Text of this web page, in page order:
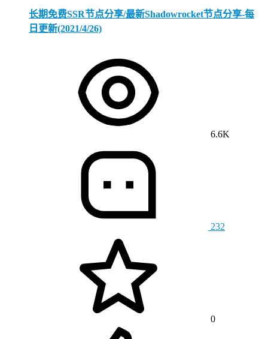
长期免费SSR节点分享/最新Shadowrocket节点分享-每
日更新(2021/4/26)
6.6K
232
0